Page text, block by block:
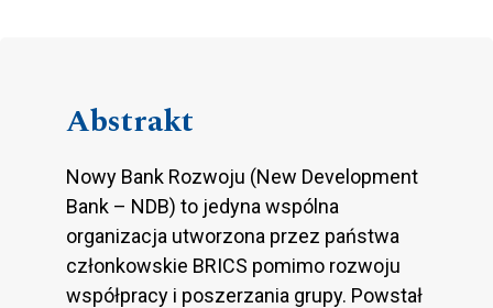
Abstrakt
Nowy Bank Rozwoju (New Development
Bank – NDB) to jedyna wspólna
organizacja utworzona przez państwa
członkowskie BRICS pomimo rozwoju
współpracy i poszerzania grupy. Powstał